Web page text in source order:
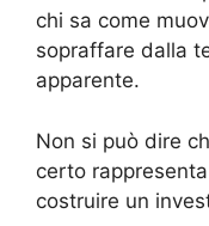
chi sa come
sopraffare dalla
apparente.
Non si può dire
certo
costruire un